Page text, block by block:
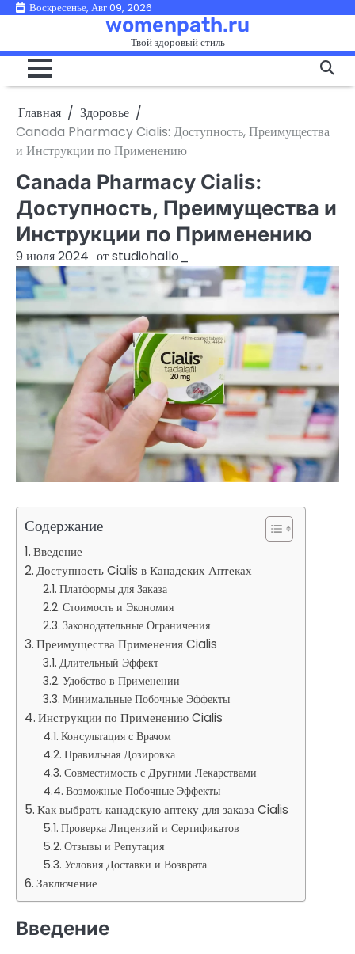
ПерейтиВоскресенье, Авг 09, 2026
womenpath.ru
Твой здоровый стиль
Главная
Здоровье
Canada Pharmacy Cialis: Доступность, Преимущества
и Инструкции по Применению
Canada Pharmacy Cialis:
Доступность, Преимущества и
Инструкции по Применению
9 июля 2024 отstudiohallo_
Содержание
Введение
Доступность Cialis в Канадских Аптеках
Платформы для Заказа
Стоимость и Экономия
Законодательные Ограничения
Преимущества Применения Cialis
Длительный Эффект
Удобство в Применении
Минимальные Побочные Эффекты
Инструкции по Применению Cialis
Консультация с Врачом
Правильная Дозировка
Совместимость с Другими Лекарствами
Возможные Побочные Эффекты
Как выбрать канадскую аптеку для заказа Cialis
Проверка Лицензий и Сертификатов
Отзывы и Репутация
Условия Доставки и Возврата
Заключение
Введение